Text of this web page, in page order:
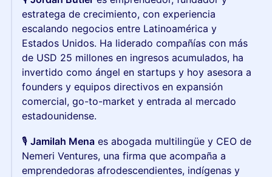
estratega de crecimiento, con experiencia
escalando negocios entre Latinoamérica y
Estados Unidos. Ha liderado compañías con más
de USD 25 millones en ingresos acumulados, ha
invertido como ángel en startups y hoy asesora a
founders y equipos directivos en expansión
comercial, go-to-market y entrada al mercado
estadounidense.
🎙️ Jamilah Mena es abogada multilingüe y CEO de
Nemeri Ventures, una firma que acompaña a
emprendedoras afrodescendientes, indígenas y